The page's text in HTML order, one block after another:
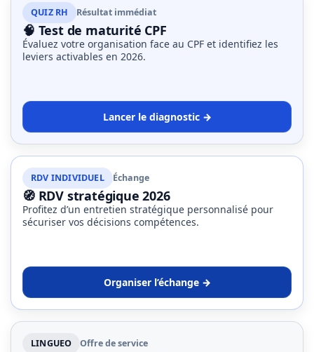
QUIZ RH Résultat immédiat
🧠 Test de maturité CPF
Évaluez votre organisation face au CPF et identifiez les
leviers activables en 2026.
Lancer le diagnostic →
RDV INDIVIDUEL Échange
🧭 RDV stratégique 2026
Profitez d’un entretien stratégique personnalisé pour
sécuriser vos décisions compétences.
Organiser l’échange →
LINGUEO Offre de service